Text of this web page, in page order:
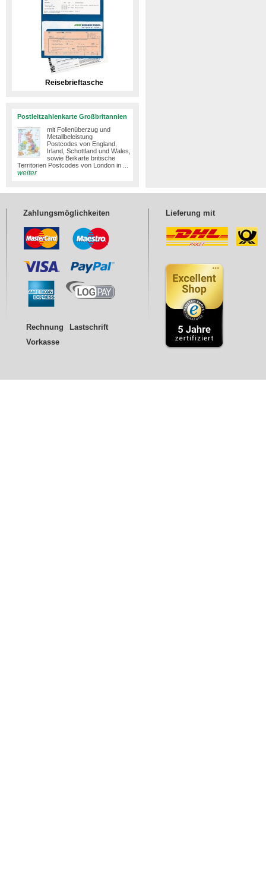
Reisebrieftasche
Postleitzahlenkarte Großbritannien
mit Folienüberzug und
Metallbeleistung
Postcodes von England,
Irland, Schottland und Wales,
sowie Beikarte britische
Territorien Postcodes von London in ...
weiter
Zahlungsmöglichkeiten
Rechnung
Lastschrift
Vorkasse
Lieferung mit